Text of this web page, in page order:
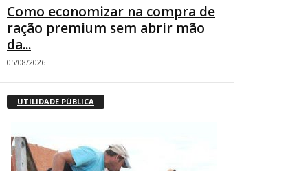
Como economizar na compra de
ração premium sem abrir mão
da...
05/08/2026
UTILIDADE PÚBLICA